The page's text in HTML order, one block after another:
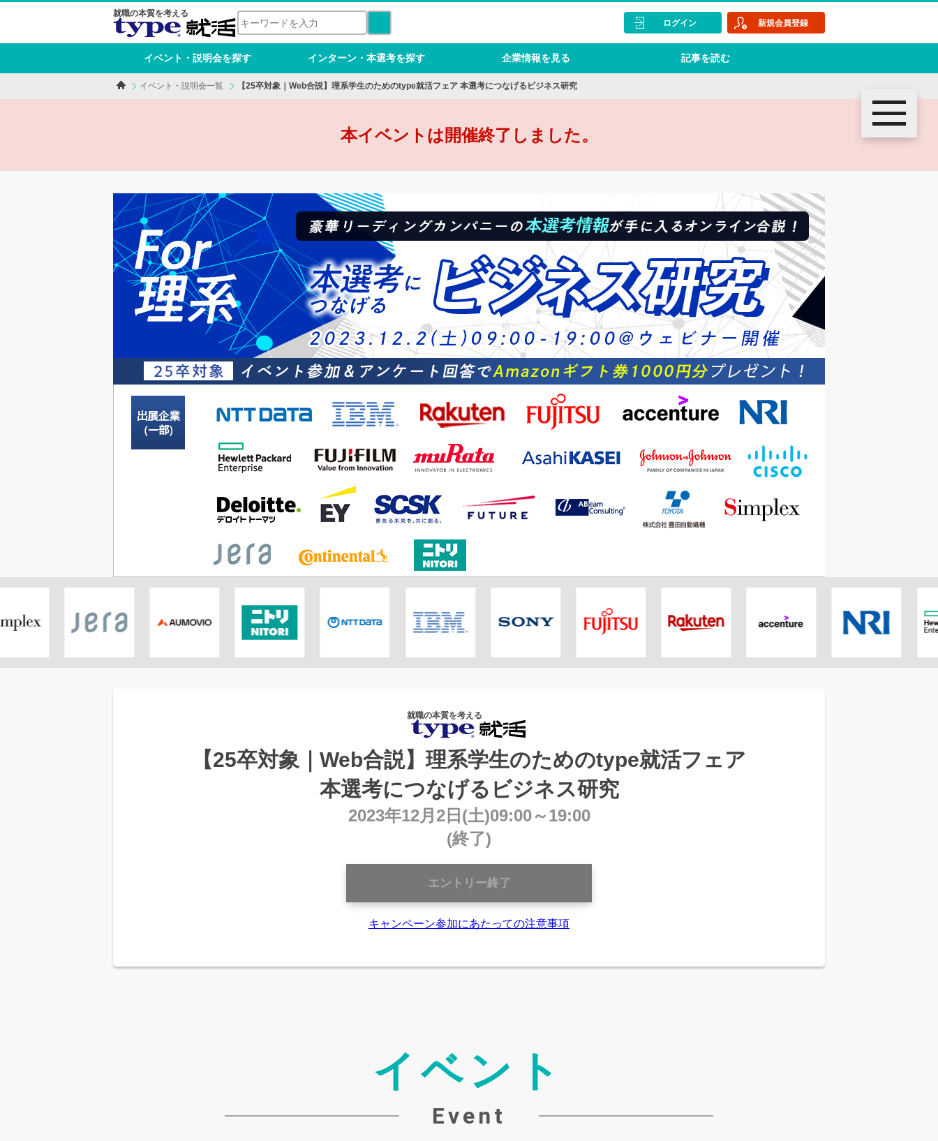
就職の本質を考える
イベント・説明会を探す インターン・本選考を探す 企業情報を見る 記事を読む
ログイン 新規会員登録
イベント・説明会一覧 【25卒対象｜Web合説】理系学生のためのtype就活フェア 本選考につなげるビジネス研究
toggle
navigation
本イベントは開催終了しました。
就職の本質を考える
【25卒対象｜Web合説】理系学生のためのtype就活フェア
本選考につなげるビジネス研究
2023年12月2日(土)09:00～19:00
(終了)
エントリー終了
キャンペーン参加にあたっての注意事項
イベント
Event